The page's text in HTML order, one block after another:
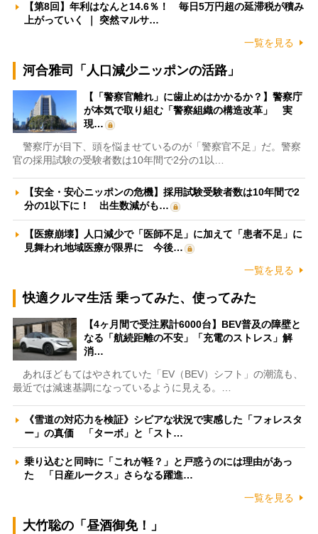
【第8回】年利はなんと14.6％！ 毎日5万円超の延滞税が積み
上がっていく ｜ 突然マルサ…
一覧を見る
河合雅司「人口減少ニッポンの活路」
【「警察官離れ」に歯止めはかかるか？】警察庁
が本気で取り組む「警察組織の構造改革」 実
現…
警察庁が目下、頭を悩ませているのが「警察官不足」だ。警察
官の採用試験の受験者数は10年間で2分の1以…
【安全・安心ニッポンの危機】採用試験受験者数は10年間で2
分の1以下に！ 出生数減がも…
【医療崩壊】人口減少で「医師不足」に加えて「患者不足」に
見舞われ地域医療が限界に 今後…
一覧を見る
快適クルマ生活 乗ってみた、使ってみた
【4ヶ月間で受注累計6000台】BEV普及の障壁と
なる「航続距離の不安」「充電のストレス」解
消…
あれほどもてはやされていた「EV（BEV）シフト」の潮流も、
最近では減速基調になっているように見える。…
《雪道の対応力を検証》シビアな状況で実感した「フォレスタ
ー」の真価 「ターボ」と「スト…
乗り込むと同時に「これが軽？」と戸惑うのには理由があっ
た 「日産ルークス」さらなる躍進…
一覧を見る
大竹聡の「昼酒御免！」